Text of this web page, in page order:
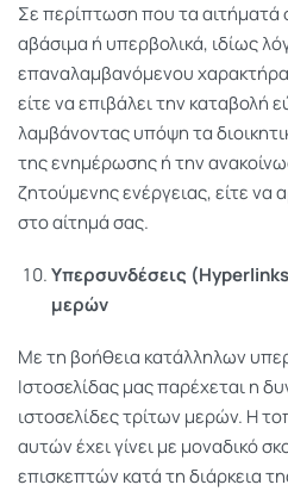
Σε περίπτωση που τα αιτήματά
αβάσιμα ή υπερβολικά, ιδίως
επαναλαμβανόμενου
είτε να επιβάλει την καταβολή
λαμβάνοντας υπόψη τα
της ενημέρωσης ή την
ζητούμενης ενέργειας, είτε να
στο αίτημά σας.
Υπερσυνδέσεις
μερών
Με τη βοήθεια κατάλληλων
Ιστοσελίδας μας παρέχεται η
ιστοσελίδες τρίτων μερών. Η
αυτών έχει γίνει με μοναδικό
επισκεπτών κατά τη διάρκεια